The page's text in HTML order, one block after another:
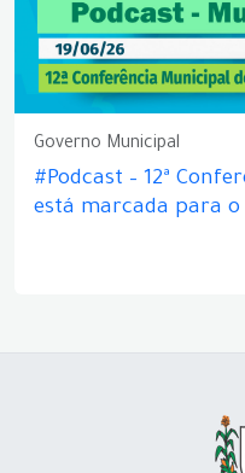
Governo Municipal
#Podcast – 12ª
está marcada para o